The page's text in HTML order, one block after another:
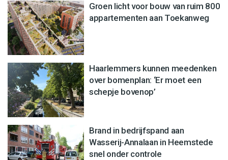
Groen licht voor bouw van ruim 800
appartementen aan Toekanweg
Haarlemmers kunnen meedenken
over bomenplan: ‘Er moet een
schepje bovenop’
Brand in bedrijfspand aan
Wasserij-Annalaan in Heemstede
snel onder controle